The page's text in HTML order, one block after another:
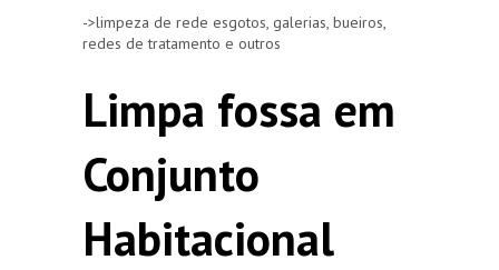
->limpeza de rede esgotos, galerias, bueiros,
redes de tratamento e outros
Limpa fossa em
Conjunto
Habitacional